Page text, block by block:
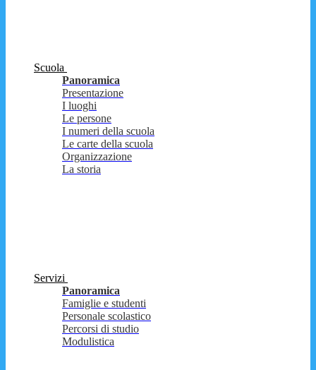
Scuola
Panoramica
Presentazione
I luoghi
Le persone
I numeri della scuola
Le carte della scuola
Organizzazione
La storia
Servizi
Panoramica
Famiglie e studenti
Personale scolastico
Percorsi di studio
Modulistica